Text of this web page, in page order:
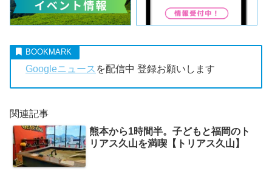
Googleニュース を配信中 登録お願いします
関連記事
熊本から1時間半。子どもと福岡のト
リアス久山を満喫【トリアス久山】